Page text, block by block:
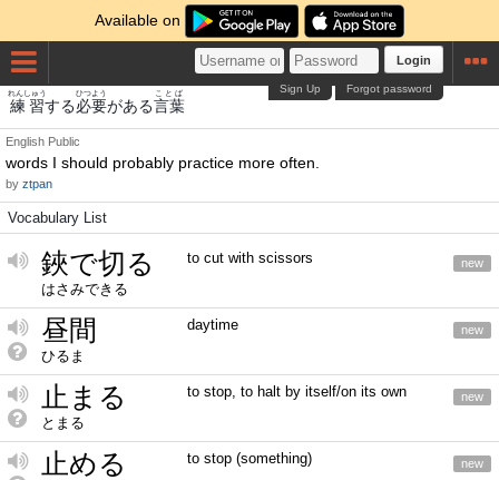
Available on
Login
Forgot password
Sign Up
練習
れんしゅう
する必要
ひつよう
がある言葉
ことば
English Public
words I should probably practice more often.
by ztpan
Vocabulary List
鋏で切る
はさみできる
to cut with scissors new
昼間
ひるま
daytime new
止まる
とまる
to stop, to halt by itself/on its own new
止める to stop (something) new